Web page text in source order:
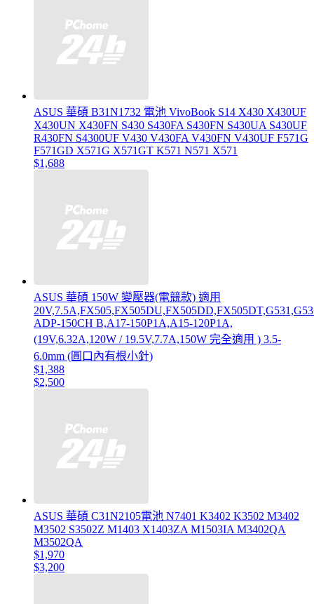
ASUS 華碩 B31N1732 電池 VivoBook S14 X430 X430UF
X430UN X430FN S430 S430FA S430FN S430UA S430UF
R430FN S4300UF V430 V430FA V430FN V430UF F571G
F571GD X571G X571GT K571 N571 X571
$1,688
ASUS 華碩 150W 變壓器(電競款) 適用
ADP-150CH B,A17-150P1A,A15-120P1A,
(19V,6.32A,120W / 19.5V,7.7A,150W 完全適用 ) 3.5-
6.0mm (圓口內有根小針)
$1,388
$2,500
ASUS 華碩 C31N2105電池 N7401 K3402 K3502 M3402
M3502 S3502Z M1403 X1403ZA M1503IA M3402QA
M3502QA
$1,970
$3,200